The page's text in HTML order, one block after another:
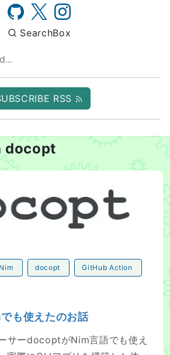
SearchBox
RSS
docopt
たのお話
Nim docopt GitHub Action
も使えたのお話
サーdocoptがNim言語でも使え